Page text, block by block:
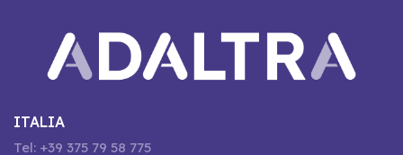
ITALIA
Tel: +39 375 79 58 775